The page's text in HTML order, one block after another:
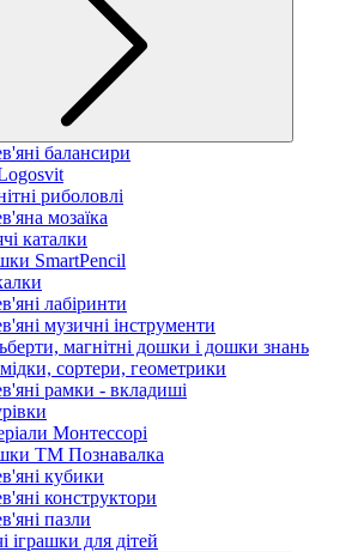
балансири
риболовлі
мозаїка
каталки
SmartPencil
лабіринти
музичні інструменти
магнітні дошки і дошки знань
сортери, геометрики
рамки - вкладиші
Монтессорі
ТМ Познавалка
кубики
конструктори
пазли
іграшки для дітей